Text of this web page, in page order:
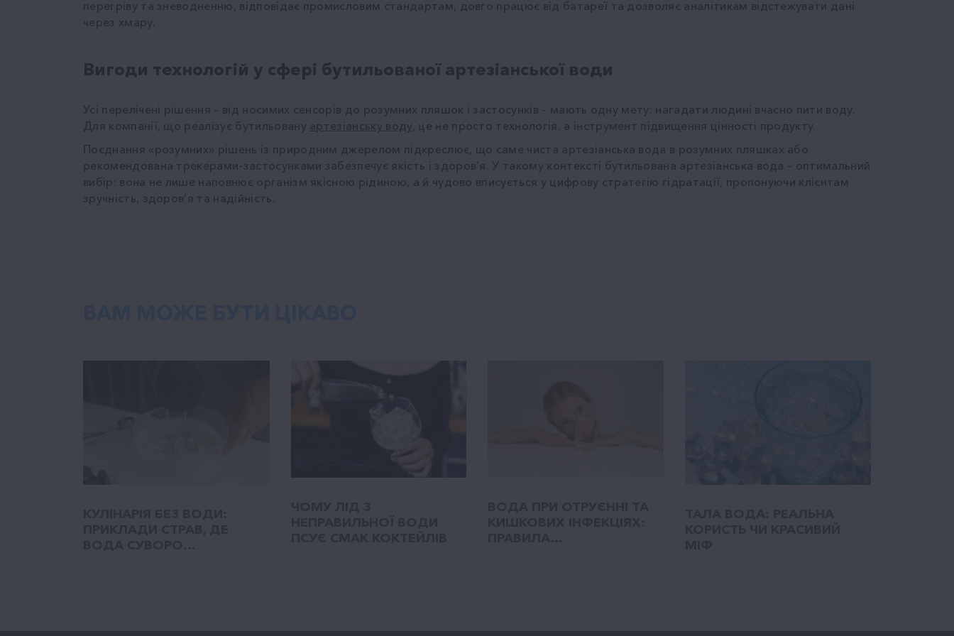
перегріву та зневодненню, відповідає промисловим стандартам, довго працює від батареї та дозволяє аналітикам відстежувати дані
через хмару.
Вигоди технологій у сфері бутильованої артезіанської води
Усі перелічені рішення – від носимих сенсорів до розумних пляшок і застосунків – мають одну мету: нагадати людині вчасно пити воду.
Для компанії, що реалізує бутильовану артезіанську воду, це не просто технологія, а інструмент підвищення цінності продукту.
Поєднання «розумних» рішень із природним джерелом підкреслює, що саме чиста артезіанська вода в розумних пляшках або
рекомендована трекерами-застосунками забезпечує якість і здоров’я. У такому контексті бутильована артезіанська вода – оптимальний
вибір: вона не лише наповнює організм якісною рідиною, а й чудово вписується у цифрову стратегію гідратації, пропонуючи клієнтам
зручність, здоров’я та надійність.